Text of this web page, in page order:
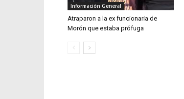
Información General
Atraparon a la ex funcionaria de
Morón que estaba prófuga